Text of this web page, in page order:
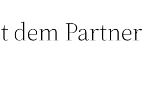
dem Partner